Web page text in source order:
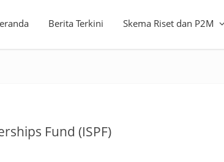
Berita Terkini Skema Riset dan P2M
Fund (ISPF)